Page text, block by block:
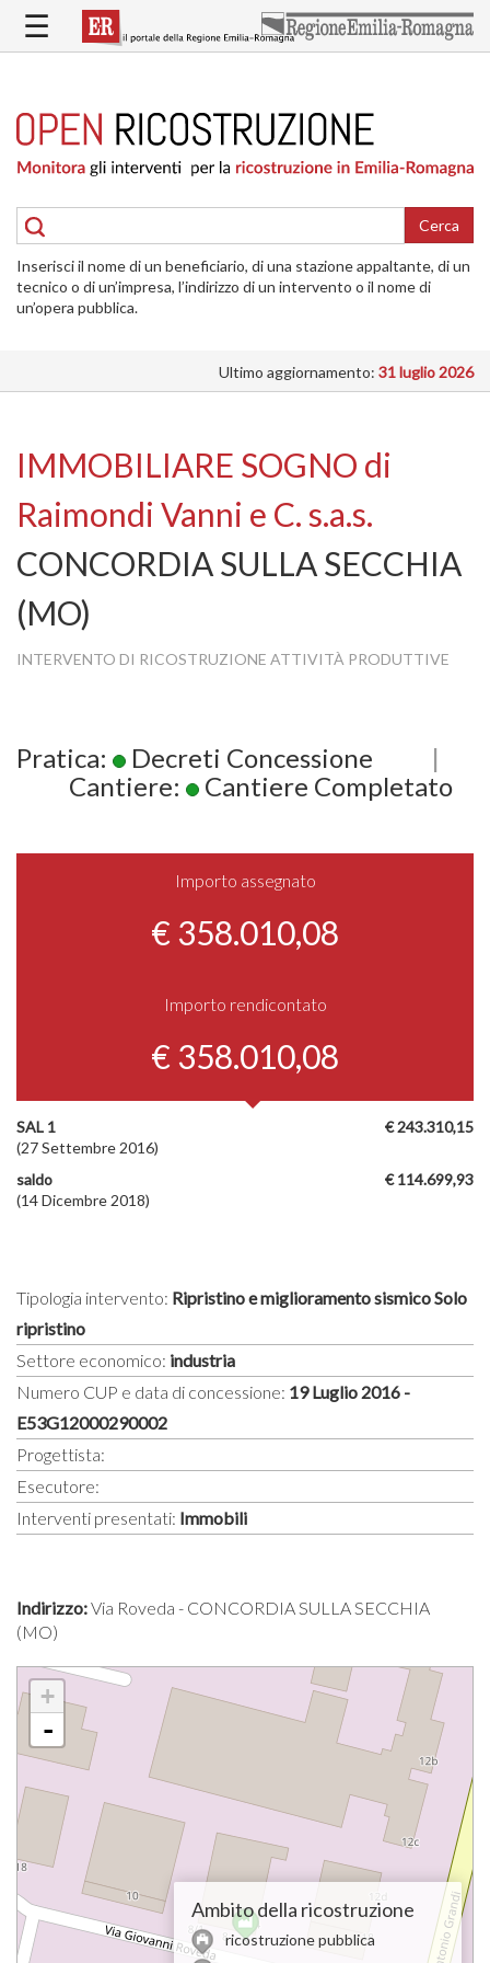
contenuto
RICOSTRUZIONE
PUBBLICA
DELLE
ABITAZIONI
RICOSTRUZIONE
ATTIVITÀ
INTERVENTI
SI
☰
Cerca
Inserisci il nome di un beneficiario, di una stazione appaltante, di un
tecnico o di un’impresa, l’indirizzo di un intervento o il nome di
un’opera pubblica.
Ultimo aggiornamento: 31 luglio 2026
IMMOBILIARE SOGNO di
Raimondi Vanni e C. s.a.s.
CONCORDIA SULLA SECCHIA
(MO)
INTERVENTO DI RICOSTRUZIONE ATTIVITÀ PRODUTTIVE
Pratica: Decreti Concessione
|
Cantiere:
Cantiere Completato
Importo assegnato
€ 358.010,08
Importo rendicontato
€ 358.010,08
€ 243.310,15
SAL 1
(27 Settembre 2016)
€ 114.699,93
saldo
(14 Dicembre 2018)
Tipologia intervento: Ripristino e miglioramento sismico Solo
ripristino
Settore economico: industria
Numero CUP e data di concessione: 19 Luglio 2016 -
E53G12000290002
Progettista:
Esecutore:
Interventi presentati: Immobili
Indirizzo:Via Roveda - CONCORDIA SULLA SECCHIA
(MO)
+
-
Ambito della ricostruzione
ricostruzione pubblica